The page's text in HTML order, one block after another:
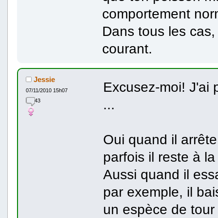
comportement
Dans tous les
courant.
Jessie
07/11/2010 15h07
43
Excusez-moi! J'ai
...
Oui quand il
parfois il reste à
Aussi quand il
par exemple, il
un espèce de